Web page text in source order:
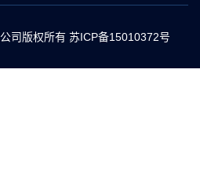
司版权所有 苏ICP备15010372号